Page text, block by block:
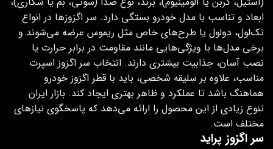
ابعاد و تناسب با مدل خودرو بستگی دارد. سر اگزوزها در انواع
تک‌لول، دولول یا طرح‌های خاص مثل ریموس عرضه می‌شوند و
برخی مدل‌ها با ویژگی‌هایی مانند مقاومت در برابر حرارت یا
نصب آسان، جذابیت بیشتری دارند. انتخاب سر اگزوز اسپرت
مناسب، علاوه بر سلیقه شخصی، باید با قطر اگزوز خودرو
هماهنگ باشد تا عملکرد و ظاهر بهتری ایجاد کند. بازار ایران
تنوع زیادی از این محصول را ارائه می‌دهد که پاسخگوی نیازهای
مختلف است.
سر اگزوز پراید